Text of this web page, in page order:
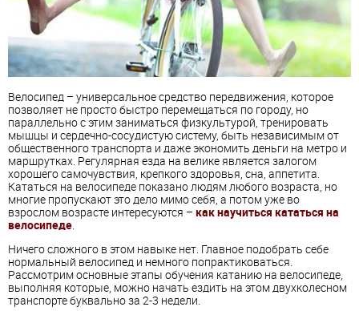
Велосипед – универсальное средство передвижения, которое
позволяет не просто быстро перемещаться по городу, но
параллельно с этим заниматься физкультурой, тренировать
мышцы и сердечно-сосудистую систему, быть независимым от
общественного транспорта и даже экономить деньги на метро и
маршрутках. Регулярная езда на велике является залогом
хорошего самочувствия, крепкого здоровья, сна, аппетита.
Кататься на велосипеде показано людям любого возраста, но
многие пропускают это дело мимо себя, а потом уже во
взрослом возрасте интересуются – как научиться кататься на
велосипеде.
Ничего сложного в этом навыке нет. Главное подобрать себе
нормальный велосипед и немного попрактиковаться.
Рассмотрим основные этапы обучения катанию на велосипеде,
выполняя которые, можно начать ездить на этом двухколесном
транспорте буквально за 2-3 недели.